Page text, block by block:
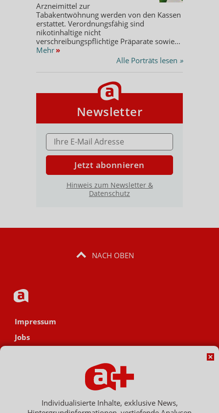
Arzneimittel zur
Tabakentwöhnung werden von den Kassen
erstattet. Verordnungsfähig sind
nikotinhaltige nicht
verschreibungspflichtige Präparate sowie...
Mehr »
Alle Porträts lesen »
Newsletter
E-MAIL ADRESSE
Jetzt abonnieren
Hinweis zum Newsletter &
Datenschutz
NACH OBEN
Impressum
Jobs
Hinweisgebersystem
Individualisierte Inhalte, exklusive News,